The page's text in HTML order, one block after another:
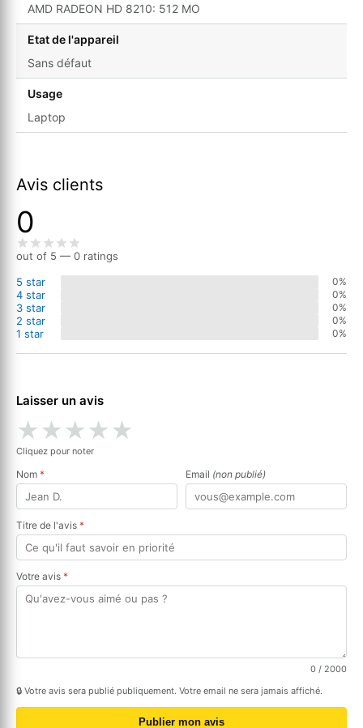
AMD RADEON HD 8210: 512 MO
Etat de l'appareil
Sans défaut
Usage
Laptop
Avis clients
0
out of 5 — 0 ratings
5 star
0%
4 star 0%
3 star 0%
2 star 0%
1 star 0%
Laisser un avis
★★★★★
Cliquez pour noter
Nom * Email (non publié)
Titre de l'avis *
Votre avis *
0 / 2000
🔒 Votre avis sera publié publiquement. Votre email ne sera jamais affiché.
Publier mon avis